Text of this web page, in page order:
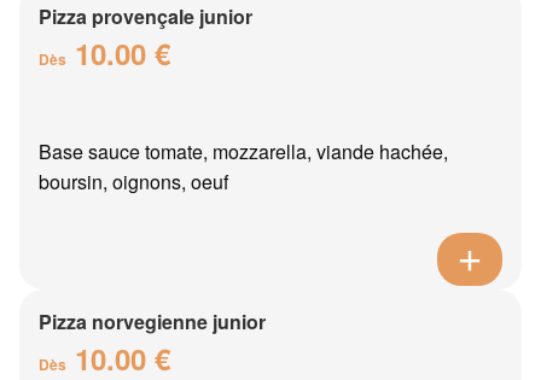
Pizza provençale junior
Dès 10.00 €
Base sauce tomate, mozzarella, viande hachée,
boursin, oignons, oeuf
Pizza norvegienne junior
Dès 10.00 €